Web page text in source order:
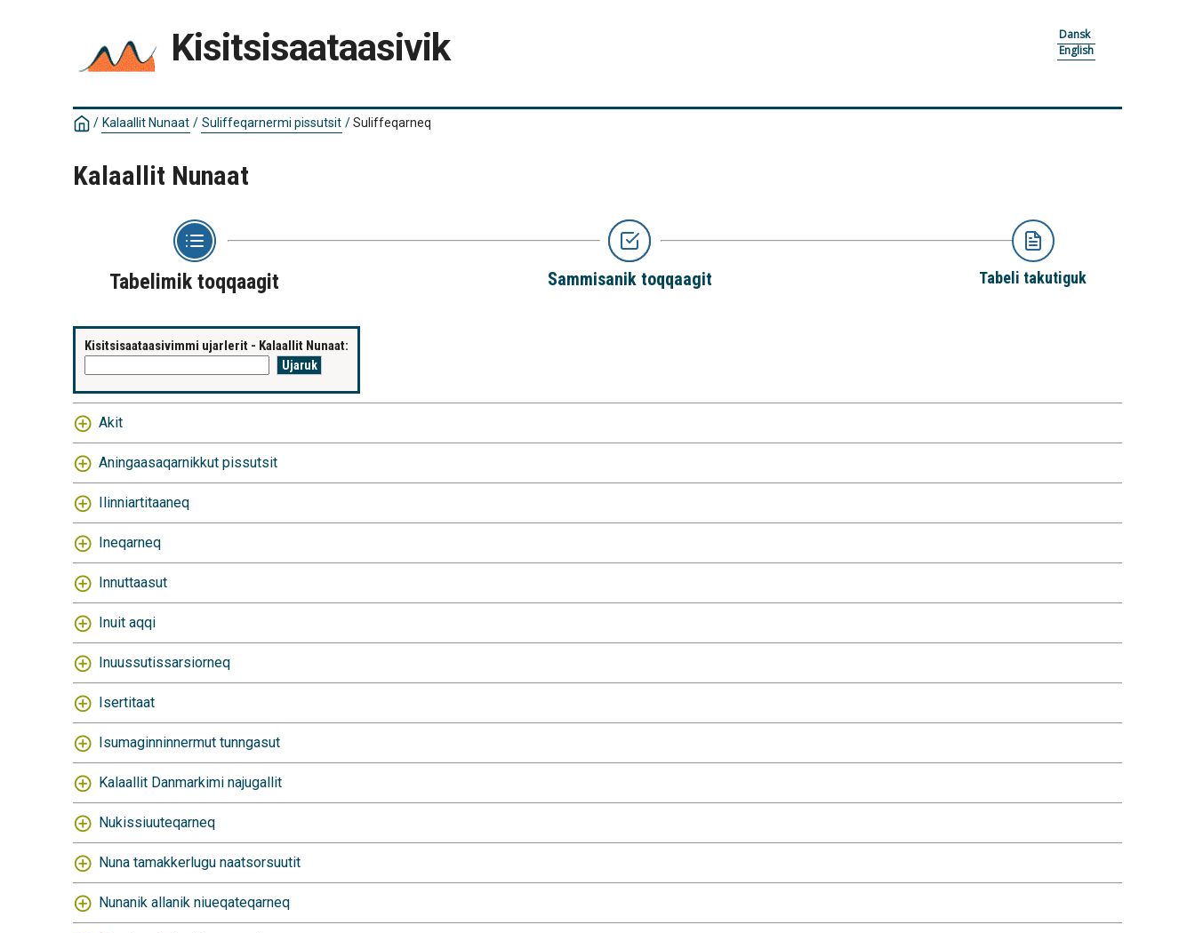
Kisitsisaataasivik
Dansk
English
/ Kalaallit Nunaat / Suliffeqarnermi pissutsit /Suliffeqarneq
Kalaallit Nunaat
Tabelimik toqqaagit Sammisanik toqqaagit Tabeli takutiguk
Kisitsisaataasivimmi ujarlerit - Kalaallit Nunaat:
Akit
Aningaasaqarnikkut pissutsit
Ilinniartitaaneq
Ineqarneq
Innuttaasut
Inuit aqqi
Inuussutissarsiorneq
Isertitaat
Isumaginninnermut tunngasut
Kalaallit Danmarkimi najugallit
Nukissiuuteqarneq
Nuna tamakkerlugu naatsorsuutit
Nunanik allanik niueqateqarneq